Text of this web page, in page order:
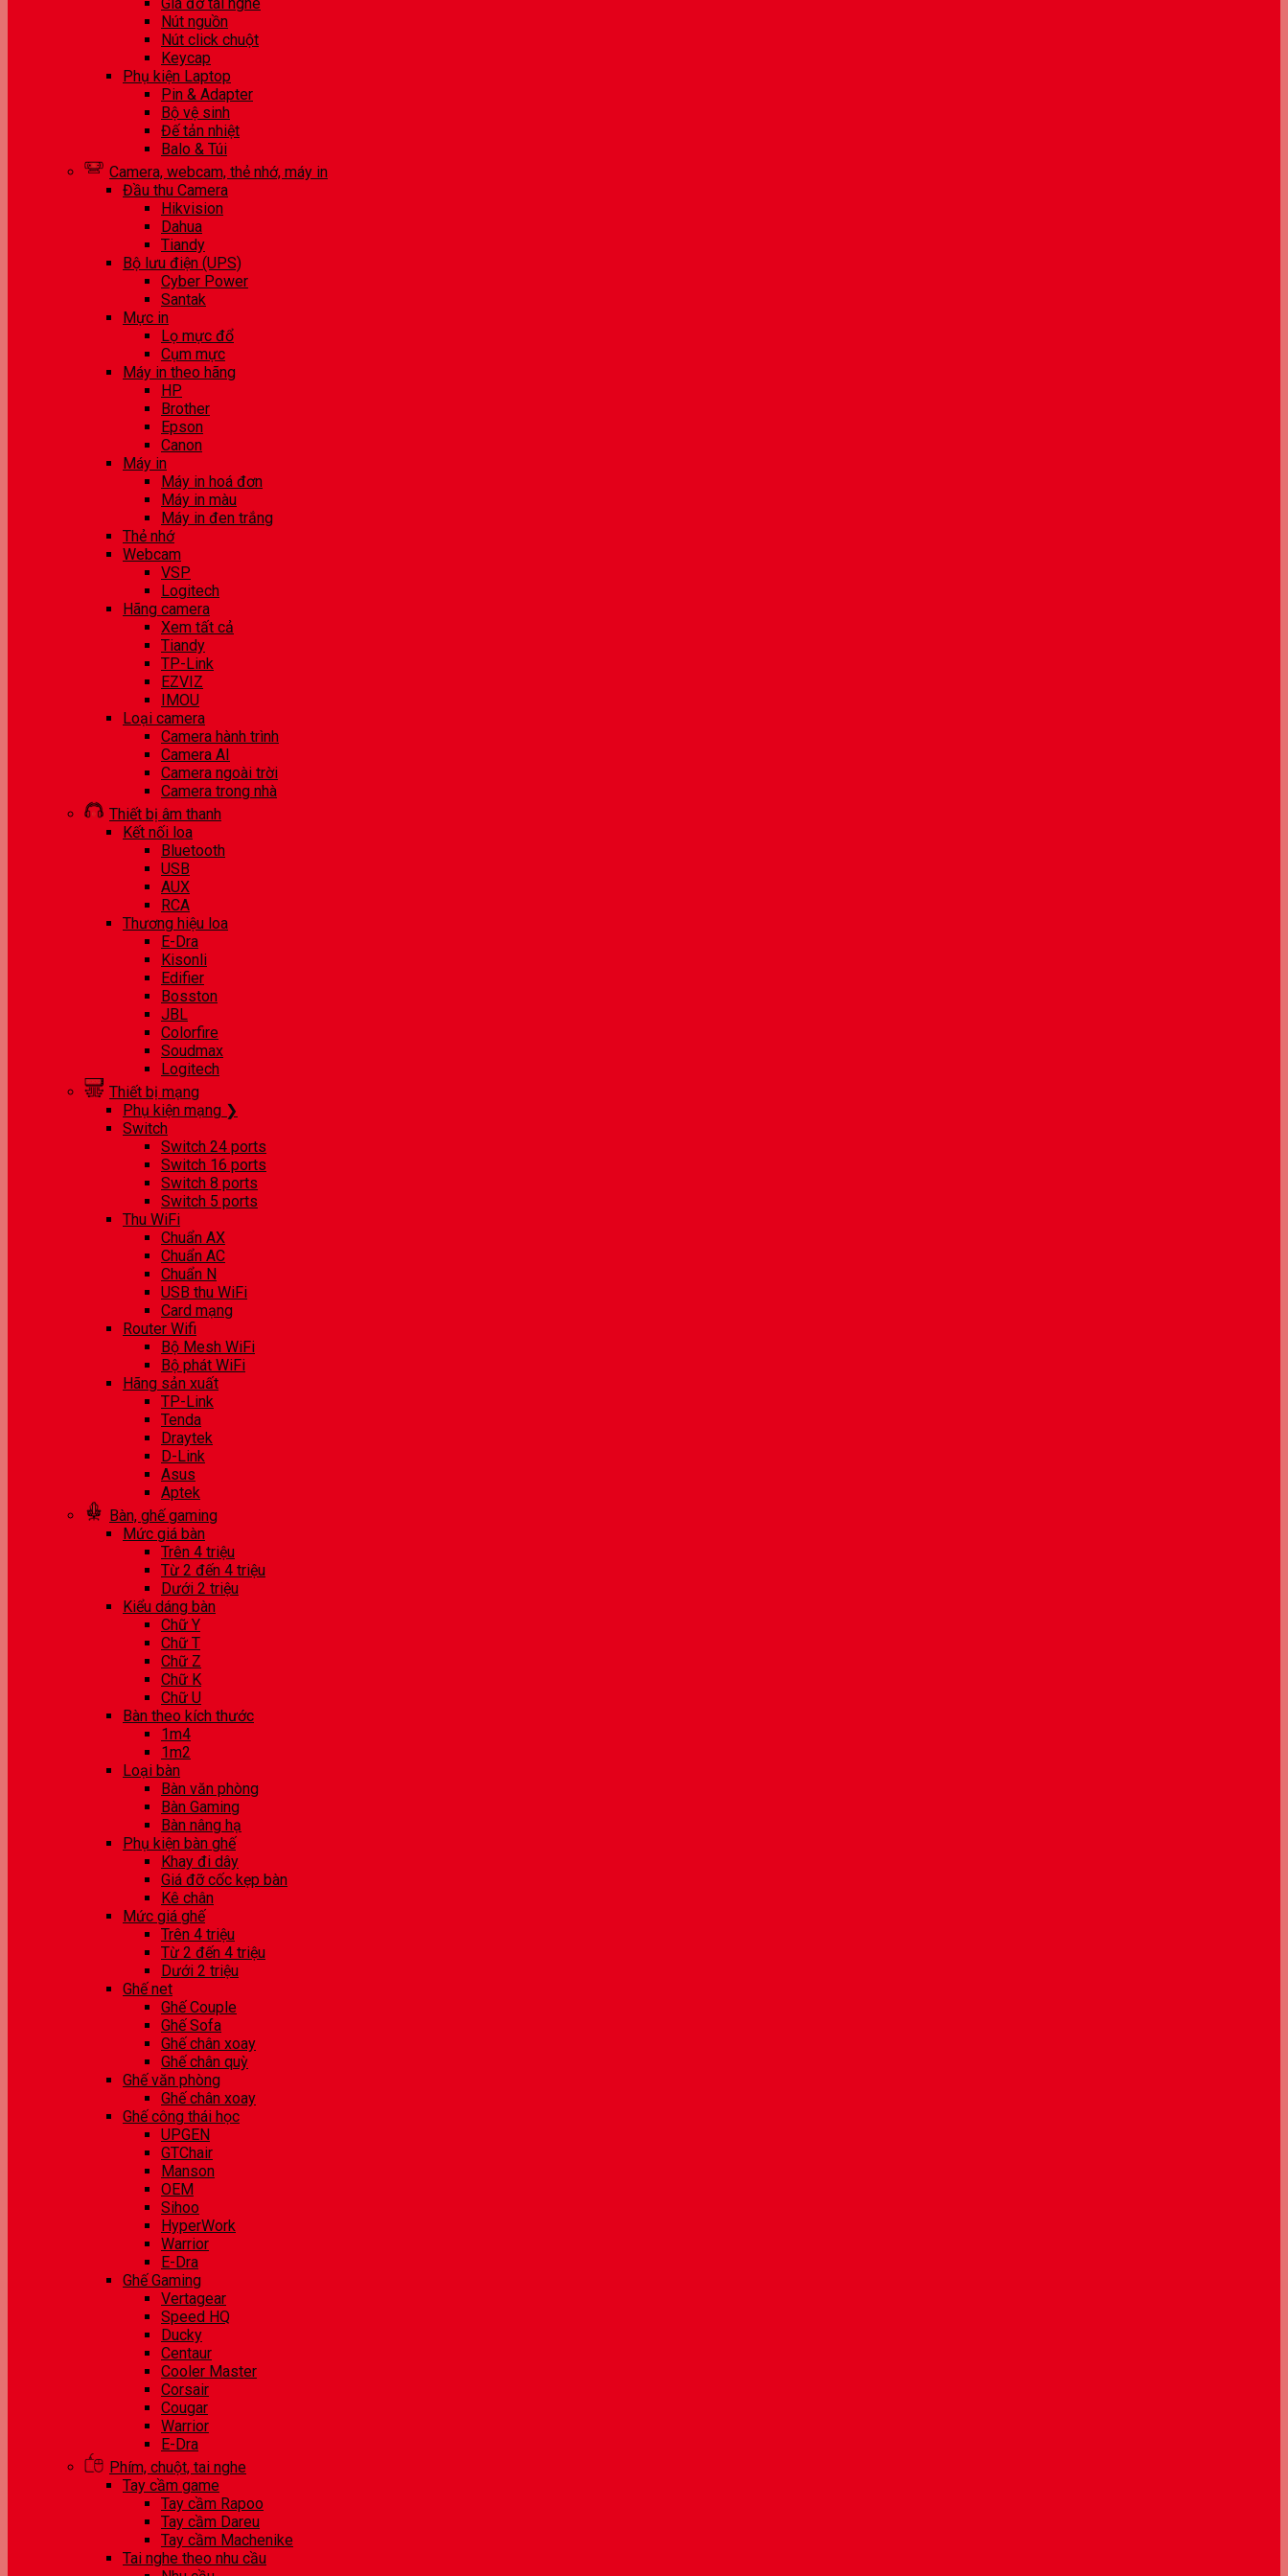
Nút nguồn
Nút click chuột
Keycap
Phụ kiện Laptop
Pin & Adapter
Bộ vệ sinh
Đế tản nhiệt
Balo & Túi
Camera, webcam, thẻ nhớ, máy in
Đầu thu Camera
Hikvision
Dahua
Tiandy
Bộ lưu điện (UPS)
Cyber Power
Santak
Mực in
Lọ mực đổ
Cụm mực
Máy in theo hãng
HP
Brother
Epson
Canon
Máy in
Máy in hoá đơn
Máy in màu
Máy in đen trắng
Thẻ nhớ
Webcam
VSP
Logitech
Hãng camera
Xem tất cả
Tiandy
TP-Link
EZVIZ
IMOU
Loại camera
Camera hành trình
Camera AI
Camera ngoài trời
Camera trong nhà
Thiết bị âm thanh
Kết nối loa
Bluetooth
USB
AUX
RCA
Thương hiệu loa
E-Dra
Kisonli
Edifier
Bosston
JBL
Colorfire
Soudmax
Logitech
Thiết bị mạng
Phụ kiện mạng ❯
Switch
Switch 24 ports
Switch 16 ports
Switch 8 ports
Switch 5 ports
Thu WiFi
Chuẩn AX
Chuẩn AC
Chuẩn N
USB thu WiFi
Card mạng
Router Wifi
Bộ Mesh WiFi
Bộ phát WiFi
Hãng sản xuất
TP-Link
Tenda
Draytek
D-Link
Asus
Aptek
Bàn, ghế gaming
Mức giá bàn
Trên 4 triệu
Từ 2 đến 4 triệu
Dưới 2 triệu
Kiểu dáng bàn
Chữ Y
Chữ T
Chữ Z
Chữ K
Chữ U
Bàn theo kích thước
1m4
1m2
Loại bàn
Bàn văn phòng
Bàn Gaming
Bàn nâng hạ
Phụ kiện bàn ghế
Khay đi dây
Giá đỡ cốc kẹp bàn
Kê chân
Mức giá ghế
Trên 4 triệu
Từ 2 đến 4 triệu
Dưới 2 triệu
Ghế net
Ghế Couple
Ghế Sofa
Ghế chân xoay
Ghế chân quỳ
Ghế văn phòng
Ghế chân xoay
Ghế công thái học
UPGEN
GTChair
Manson
OEM
Sihoo
HyperWork
Warrior
E-Dra
Ghế Gaming
Vertagear
Speed HQ
Ducky
Centaur
Cooler Master
Corsair
Cougar
Warrior
E-Dra
Phím, chuột, tai nghe
Tay cầm game
Tay cầm Rapoo
Tay cầm Dareu
Tay cầm Machenike
Tai nghe theo nhu cầu